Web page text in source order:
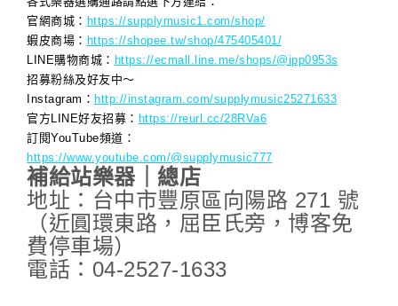
官網商城： https://supplymusic1.com/shop/
蝦皮商場： https://shopee.tw/shop/475405401/
LINE購物商城： https://ecmall.line.me/shops/@ipp0953s
招募粉絲及好友中～
Instagram： http://instagram.com/supplymusic25271633
官方LINE好友招募： https://reurl.cc/28RVa6
訂閱YouTube頻道：
https://www.youtube.com/@supplymusic777
補給站樂器｜總店
地址：台中市豐原區向陽路 271 號
（近圓環東路，屈臣氏旁，博客免
費停車場）
電話：04-2527-1633